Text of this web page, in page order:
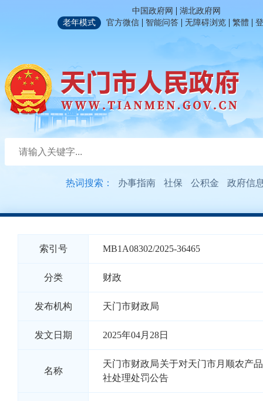
中国政府网 | 湖北政府网
老年模式
官方微信 | 智能问答 | 无障碍浏览 | 繁體 |
热词搜索： 办事指南 社保 公积金 政府信
索引号 MB1A08302/2025-36465
分类 财政
发布机构 天门市财政局
发文日期 2025年04月28日
名称
天门市财政局关于对天门市月顺农产
社处理处罚公告